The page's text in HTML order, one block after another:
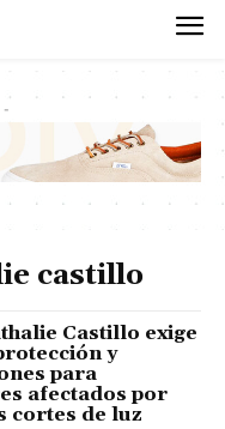
-
castillo
Castillo exige
y
para
afectados por
cortes de luz